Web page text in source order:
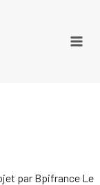
par Bpifrance Le